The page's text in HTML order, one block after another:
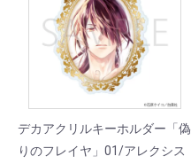
デカアクリルキーホルダー「偽
りのフレイヤ」01/アレクシス